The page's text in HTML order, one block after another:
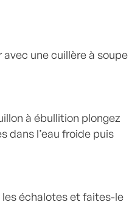
une cuillère à soupe
à ébullition plongez
dans l’eau froide puis
les échalotes et faites-le